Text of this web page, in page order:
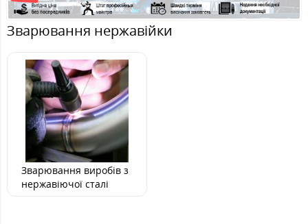
Зварювання нержавійки
Зварювання виробів з
нержавіючої сталі